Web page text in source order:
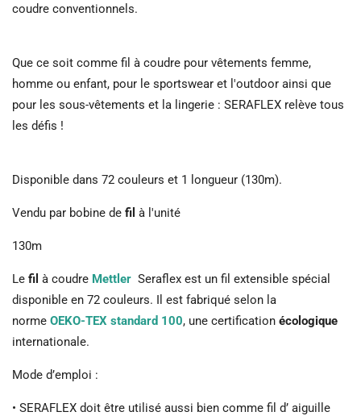
coudre conventionnels.
Que ce soit comme fil à coudre pour vêtements femme,
homme ou enfant, pour le sportswear et l'outdoor ainsi que
pour les sous-vêtements et la lingerie : SERAFLEX relève tous
les défis !
Disponible dans 72 couleurs et 1 longueur (130m).
Vendu par bobine de fil à l'unité
130m
Le fil à coudre Mettler Seraflex est un fil extensible spécial
disponible en 72 couleurs. Il est fabriqué selon la
norme OEKO-TEX standard 100, une certification écologique
internationale.
Mode d’emploi :
• SERAFLEX doit être utilisé aussi bien comme fil d’ aiguille